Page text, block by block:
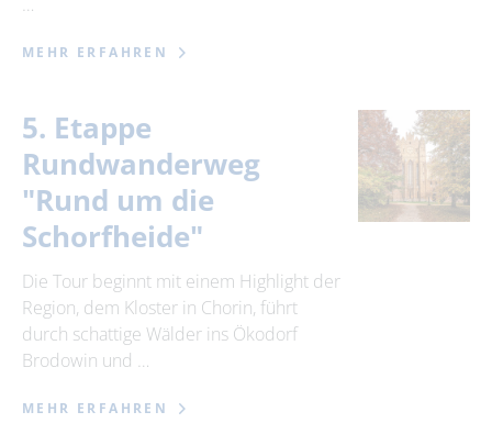
…
MEHR ERFAHREN
5. Etappe
Rundwanderweg
"Rund um die
Schorfheide"
Die Tour beginnt mit einem Highlight der
Region, dem Kloster in Chorin, führt
durch schattige Wälder ins Ökodorf
Brodowin und …
MEHR ERFAHREN